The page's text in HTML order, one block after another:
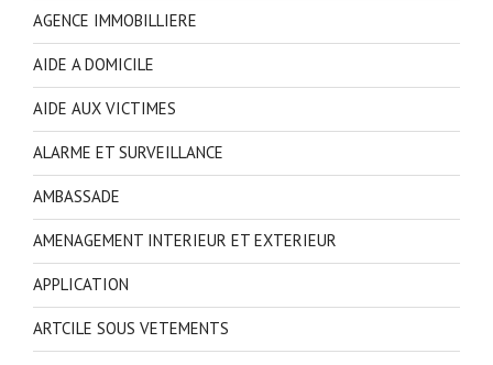
AGENCE IMMOBILLIERE
AIDE A DOMICILE
AIDE AUX VICTIMES
ALARME ET SURVEILLANCE
AMBASSADE
AMENAGEMENT INTERIEUR ET EXTERIEUR
APPLICATION
ARTCILE SOUS VETEMENTS